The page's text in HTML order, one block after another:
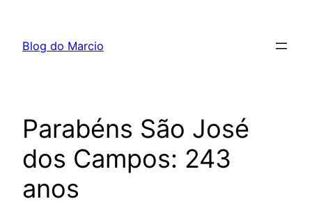
Blog do Marcio
Parabéns São José
dos Campos: 243
anos